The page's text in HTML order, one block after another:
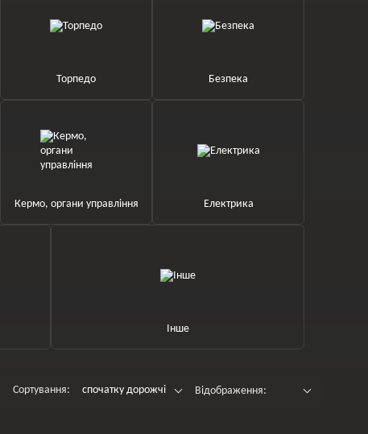
Торпедо Безпека
Кермо, органи управління Електрика
Інше
Сортування: спочатку дорожчі Відображення: